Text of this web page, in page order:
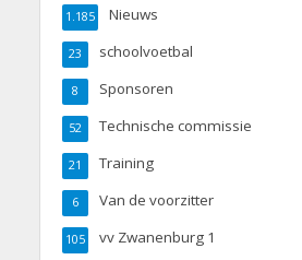
Nieuws
1.185
schoolvoetbal
23
Sponsoren
8
Technische commissie
52
Training
21
Van de voorzitter
6
vv Zwanenburg 1
105